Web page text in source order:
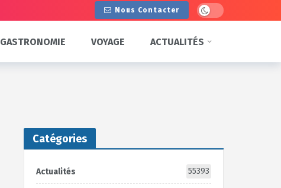
Nous Contacter Dark mode
GASTRONOMIE VOYAGE ACTUALITÉS
Catégories
Actualités 55393